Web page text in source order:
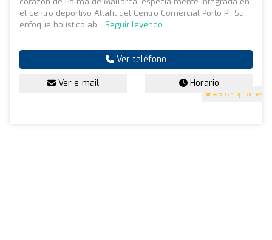
4.9 (73 opiniones)
el centro deportivo Altafit del Centro Comercial Porto Pi. Su
enfoque holístico ab... Seguir leyendo
Ver teléfono
Ver e-mail Horario